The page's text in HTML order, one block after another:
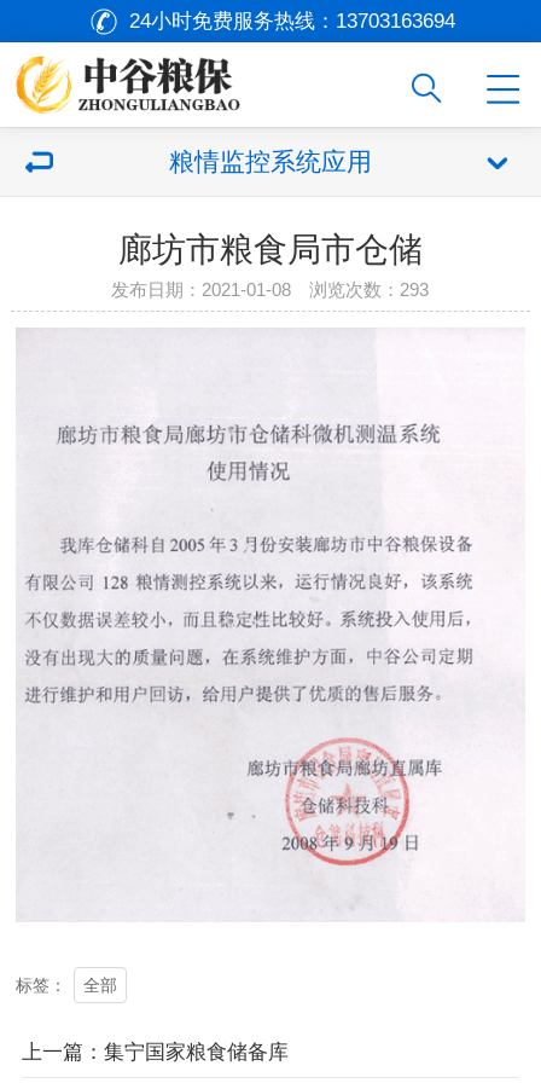
24小时免费服务热线： 13703163694
粮情监控系统应用
廊坊市粮食局市仓储
发布日期：2021-01-08 浏览次数： 293
标签： 全部
上一篇：集宁国家粮食储备库